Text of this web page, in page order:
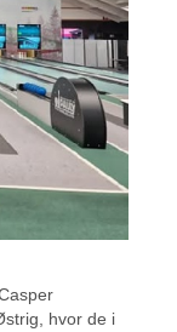
hvor de i